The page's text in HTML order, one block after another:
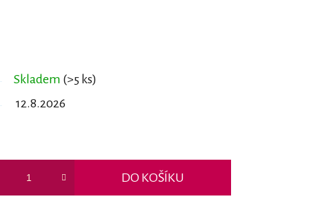
Skladem (>5 ks)
12.8.2026
DO KOŠÍKU